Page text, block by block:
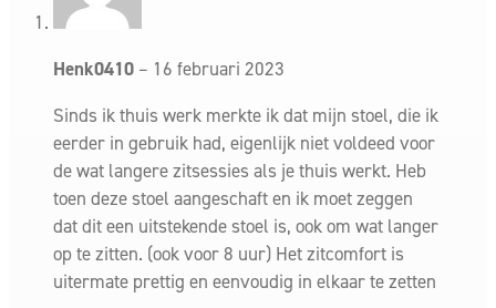
De belangrijkste eigenschappen en voordelen op een rij;
Deze bureaustoel is ook leverbaar met hoofdsteun
Ergonomische zitting van luxe voorgevormd foam
– De in zwart gestoffeerde zitting biedt ultiem
comfort en ondersteuning, zelfs tijdens de lange
werkdagen.
Comfortabele rugleuning met netbespanning
– De rugleuning bekleed met zwart mesh-
Henk0410 – 16 februari 2023
Sinds ik thuis werk merkte ik dat mijn stoel, die ik
eerder in gebruik had, eigenlijk niet voldeed voor
de wat langere zitsessies als je thuis werkt. Heb
toen deze stoel aangeschaft en ik moet zeggen
dat dit een uitstekende stoel is, ook om wat langer
op te zitten. (ook voor 8 uur) Het zitcomfort is
uitermate prettig en eenvoudig in elkaar te zetten